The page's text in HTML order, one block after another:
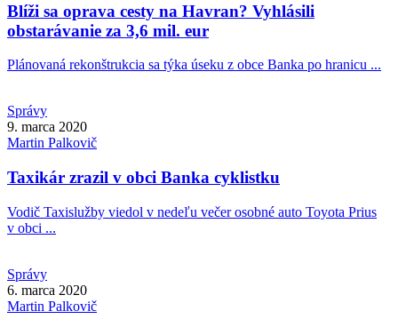
Blíži sa oprava cesty na Havran? Vyhlásili
obstarávanie za 3,6 mil. eur
Plánovaná rekonštrukcia sa týka úseku z obce Banka po hranicu ...
Správy
9. marca 2020
Martin Palkovič
Taxikár zrazil v obci Banka cyklistku
Vodič Taxislužby viedol v nedeľu večer osobné auto Toyota Prius
v obci ...
Správy
6. marca 2020
Martin Palkovič